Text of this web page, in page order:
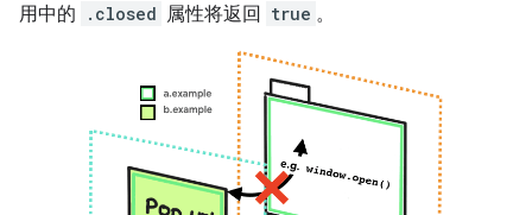
用中的
.closed 属性将返回 true 。